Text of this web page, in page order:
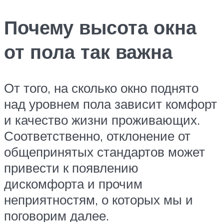
Почему высота окна
от пола так важна
От того, на сколько окно поднято
над уровнем пола зависит комфорт
и качество жизни проживающих.
Соответственно, отклонение от
общепринятых стандартов может
привести к появлению
дискомфорта и прочим
неприятностям, о которых мы и
поговорим далее.